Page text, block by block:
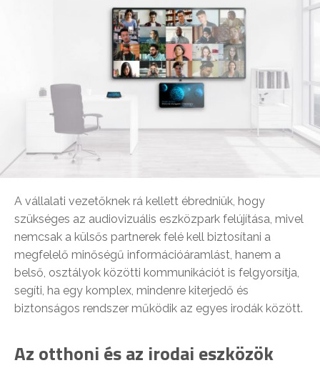
A vállalati vezetőknek rá kellett ébredniük, hogy
szükséges az audiovizuális eszközpark felújítása, mivel
nemcsak a külsős partnerek felé kell biztosítani a
megfelelő minőségű információáramlást, hanem a
belső, osztályok közötti kommunikációt is felgyorsítja,
segíti, ha egy komplex, mindenre kiterjedő és
biztonságos rendszer működik az egyes irodák között.
Az otthoni és az irodai eszközök